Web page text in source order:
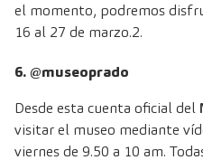
el momento, podremos
16 al 27 de marzo.2.
6. @museoprado
Desde esta cuenta oficial del
visitar el museo mediante
viernes de 9.50 a 10 am.